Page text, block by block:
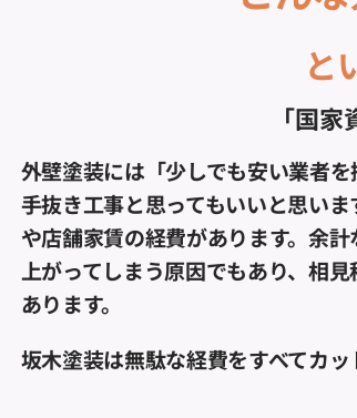
と
「国
外壁塗装には「少しでも安い業者
手抜き工事と思ってもいいと思い
や店舗家賃の経費があります。余
上がってしまう原因でもあり、相
あります。
坂木塗装は無駄な経費をすべてカッ